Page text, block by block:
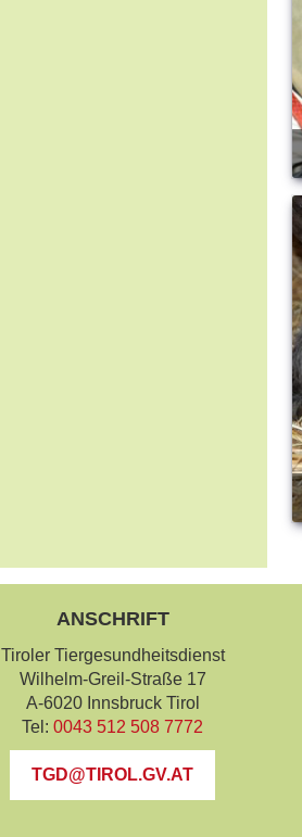
ANSCHRIFT
Tiroler Tiergesundheitsdienst
Wilhelm-Greil-Straße 17
A-6020 Innsbruck Tirol
Tel: 0043 512 508 7772
TGD@TIROL.GV.AT